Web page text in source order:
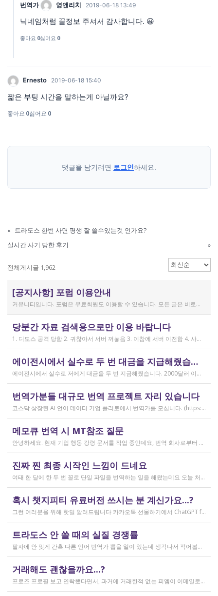
번역가 영앤리치 2019-06-18 13:49
닉네임처럼 꿀정보 주셔서 감사합니다. 😀
좋아요 0싫어요 0
Ernesto 2019-06-18 15:40
짧은 부팅 시간을 말하는게 아닐까요?
좋아요 0싫어요 0
댓글을 남기려면 로그인하세요.
« 트라도스 한번 사면 평생 잘 쓸수있는것 인가요?
실시간 사기 당한 후기
»
전체게시글 1,962
[공지사항] 포럼 이용안내
커뮤니티입니다. 포럼은 무료회원도 이용할 수 있습니다. 모든 글은 비로그인 사용자에게도 공개됩니다. 감사합니다.
당분간 자료 검색용으로만 이용 바랍니다
1. 디도스 공격 당함 2. 귀찮아서 서버 꺼놓음 3. 이참에 서버 이전함 4. 사라진 데이터는 없는 것 확인했는데, 일부 DB 설정이 활성화 안됨 5. 고칠 수는 있는데, 저희 집 신생아 협조 필요 6. 신생아가 협조하지 않음 현재 새글 쓰기, 신규 가입, 덧글 달기 등은 막아 두었습니다 언제든 3월 18일 전후 시점으로 롤백될 수 있습니다 디도스 공격은 10평짜리 구녕가게에 사람을 1만명 보내 영업방해를 하는 것과 같은 기법입니다. 왜 디도스 공격을 그렇게까지 열정적으로 하는가? 이것이 심해진 시점이 제가 출산하러 간다고 블라그에 글을 쓴 직후입니다. 적절한 비유인지 모르겠는데 암퇘지도 출산 후에는 도축 안 하지 않나 싶고요 옛날 같으면 이렇게 순하게 살지 않을 것인데, 요새 드는 생각이 좀 있습니다 사람은 노력해 봤자고, 사실 모든 능력치는 정해졌고 발현만 기다리는 것이 전부가 아닐까요 어떤 사람은 노력의 고점이 디도스 공격인 것입니다 그 애미도 한때는 가능성의 김칫국을 사발째 드링킹하며 키웠겠지요 저한테도 이 사이트를 유지할 유인이 있음은 말씀드렸으니 잘 이용해 주시면 그만인 것이고 시간 나시거든 디도스 공격자도 긍휼히 여겨 주시길 바랍니다
작성일
2026.04.15
에이전시에서 실수로 두 번 대금을 지급해줬습니다
에이전시에서 실수로 저에게 대금을 두 번 지금해줬습니다. 2000달러 이상을 두 번 wise로 지급받았습니다;;;; 에이전시에서 wise측으로 중복입금으로 인한 입금 취소 문의를 했는데 불가능하다고 답변을 받았다고 저에게 문의해달라고 하여, 저도 wise에 문의를 했지만, 입금자 정보를 알려준다면 취소 가능한 것 처럼 말하다가 결국 완료된 송금이라 취소가 불가능하다는 답변을 최종 전달받았습니다. 잘 쓰지 않는 계정이라 대금은 그대로 있는데 이 경우 제가 에이전시 계좌로 2000달러를 직접 재송금해도 문제가 없을까요..?? 추후 제 수익으로 잡혀서 세금문제나 기타 다른 사항이 복잡해질 것 같아서 wise에서 취소해주길 간절히 바랬는데ㅜㅜㅜ 이런경험이 있으시다면 어떻게 해결하셨나요ㅠㅠㅠ;;;
작성일
2026.04.04
번역가분들 대규모 번역 프로젝트 자리 있습니다
코스닥 상장된 AI 언어 데이터 기업 플리토에서 번역가를 모십니다. (https://startups.koraia.org/company/297) • 번역할 내용: 일상 대화, 일반 문장 중심의 단문 데이터 (전문지식 불필요) • 참여 프로젝트: 단문 번역(Human Translation) • 모집 언어쌍: 한국어 <> 다국어 • 목적: AI 학습용 데이터셋 구축 • 근무 형태: 재택 근무(학생, 프리랜서 번역가 환영) • 근무방법: Flitto 플랫폼 또는 엑셀 파일을 이용하여 작업 진행 - 파일 1개당 약 9,800단어 (언어쌍별 상이) - 파일 단위로 작업하며 1개만 참여도 가능 (이후 추가 참여 선택 가능) - 파일 1개 번역에 약 3~4일 데드라인 부여 - 파일 1개 번역 시 약 180,000원 ~ 386,000원 수준 (언어쌍별 상이) - 정산은 월 1회 지급 (플리토 정산 기준) - 프로젝트 기간: 약 1~3개월 (자율 참여) ★작업 단가: 한국어 → 스페인어: 9,800단어, 38.4원/단어, 파일 1개 완료 시 약 376,800원 스페인어 → 한국어: 9,800단어, 33.8원/단어, 파일 1개 완료 시 약 331,000원 한국어 → 러시아어: 9,800단어, 26.1원/단어, 파일 1개 완료 시 약 255,000원 한국어 → 중국어(간체): 9,800단어, 23.0원/단어, 파일 1개 완료 시 약 225,000원 중국어(간체) → 한국어: 16,800글자, 18.4원/글자, 파일 1개 완료 시 약 309,000원 한국어 → 중국어(번체): 9,800단어, 26.1원/단어, 파일 1개 완료 시 약 255,000원 중국어(번체) → 한국어: 16,800글자, 23.0원/글자, 파일 1개 완료 시 약 386,000원 한국어 → 베트남어: 9,800단어, 18.4원/단어, 파일 1개 완료 시 약 180,000원 베트남어 → 한국어: 9,800단어, 23.0원/단어, 파일 1개 완료 시 약 225,000원 *실제 업무시 수령 금액은 단가 및 작업량에 따라 위 금액과 차이가 있을 수 있습니다. *플리토 플랫폼(작업 툴) 작업 시 상응하는 포인트로 단가가 지급됩니다. 다음 링크로 신청 부탁드립니다: https://form.jotform.com/253371208518456?source_channel=albamon
메모큐 번역 시 MT참조 질문
안녕하세요. 현재 기업 행동 강령 문서를 작업 중인데요, 번역 회사로부터 메모큐 서버에서 메모큐 파일을 받았습니다. 번역회사에서 아이디와 비밀번호를 받아서 작업을 하는데 데스크탑 메모큐가 무료 버전이어서인지 이것저것 만져보다 보니(TM(만들어서 처음 해보는 문서 얼라인 시도), 라이브독스, 텀베이스등 눌러보는 행위) 밑의 사진과 같이 번역메모리 연결도 안된다고 하고 분명 어떤 파일에도 체크가 안 되어있는데 하나의 파일로만 연결 가능하다고 해서... 데스크탑 메모큐에서는 번역이 어렵다고 판단하여 그대로 이중언어 파일을 익스포트 해서 트라도스로 번역했습니다. (얼라인먼트 기능 사용해 2023년의 공식 한글 번역을 레퍼런스로 번역) 그랬더니 (메모큐에선 단순했던 코드가 트라도스에 복잡하게 나타나더라고요 아무튼 이것들을 해결하고 QA도 돌리고 나서...) 이중언어 파일을 메모큐에서 받으려다 보니 또 Free mode issue로 지원하지 않는 기능이라고 하더라고요. 그래서... 웹 메모큐를 사용해 태초부터 번역을 진행 중인데, 자동 번역으로 MT가 뜨는 걸 딸깍딸깍하고 확정 중이었는데 뭔가 이래도 되나 하는 생각이 들어서 질문하러 왔습니다. (이렇게 뜨는 걸 딸깍 확정 딸깍 확정 반복...) 클라이언트가 가이드라인을 주진 않았고 처음 파일을 줄 때 그 회사의 텀베이스가 연결된 파일을 줘서 그거 기반으로 한글 뜻이 맞으면 맞는 가이드라인이겠거니 하고 있는데 문장 부호나 말투나 뭔가 좀 기계번역의 날것을 적용하고 있다는 생각이 들어서... 이럴 땐 어떻게 해야하는지 여쭤보고 싶어요. 제가 트라도스로 번역한 세그먼트를 메모큐 타겟 세그먼트에 복붙하면 오류가 나는데 그냥 코드를 빼고 제가 트라도스에서 번역한걸 메모큐로 손수 옮겨야 할까요..!! 오늘 새벽 내내 기술 배우라는게 다른게 아니라 이걸 잘 알아두라는 말이었구나 하면서 깨달음을 얻었습니다...
진짜 찐 최종 시작인 느낌이 드네요
여태 한 달에 한 두 번 꼴로 단일 파일을 번역하는 일을 해왔는데요 오늘 처음으로 모 회사에서 트라도스 패키지 파일로 전달하는 일을!!! 주셔서 열어봤습니다. ...너무 떨리네요 원래 타겟 세그먼트에 아무것도 없었는데, NMT나 100프로 매치로 채워져있고 그래요 맨 처음 일을 받고 돈을 받았을 때가 커리어의 시작이라고 생각했는데 몇 달 동안 그런 식으로 많으면 두 세개 정도의 일을 받다가 오늘 나름 볼륨 있는 업무를 맡게 되니까 뭔가 커리어의 [진짜_찐_시작_최종] 같고 긴장되네요 잘 해내고 싶어서 떨리고,,,,,, 잘 할 수 있을까 싶고 크아악 다들 2월에 일 잘 해내고 계신가요 여태껏 검색 기능을 사용해 눈팅만 해왔는데 산번혁 회원님들의 번역가 라이프는 어떻게 굴러가고 있는지 궁금하네요 호호호
2026.02.20
혹시 챗지피티 유료버전 쓰시는 분 계신가요...?
그런 여러분을 위해 핫딜 알려드립니다 카카오톡 선물하기에서 ChatGPT for Kakao 쳐서 들어가 보시면 한달에 200달러짜리 프로 버전을 2만9천원에 팔고 있습니다. 이벤트 성이라서 계속 판매는 안 할 것 같고 5개 구매 제한도 있긴 하지만, 어차피 3만원씩 내고 플러스 버전 쓰시고 계시다면 같은 가격에 프로 써보는 것도 나쁘지 않을 것 같아요 ㅎㅎ 저도 혹시 사기 아닌가 긴가민가했는데 진짜 프로 버전 맞더라고요.
트라도스 안 쓸 때의 실질 경쟁률
팔자에 안 맞게 간혹 다른 언어 번역가 뽑을 일이 있는데 생각나서 적어봅니다 트라도스/메모큐를 사야 하냐? 라는 질문은 설득의 대상이 아니라고 생각해서 그냥 두는 편인데요 질문 전 적극적으로 정보를 찾아보는 상태에서는 의미가 있을 것입니다 뽑히는 입장에선 잘 모르는데, 뽑는 입장에서는 트라도스/메모큐 안 쓰는 사람은 걸러버리면 정말 편합니다 주어진 업무를 못 한다는 뜻이거든요 1) 용어 1천개가 든 용어집이 있음 2) 기존에 쓰던 번역 메모리가 있음 상당히 흔한 상황인데, 트라도스/메모큐를 안 쓰고 외워서 작업이 가능한 사람은 산업스파이 쪽으로 가셔야지 여기 있으면 안 됨 저 스크린샷에도 제가 답변한 사람은 얼마 안 되는데요 챗지피티로 '트라도스 사용자/기타 요건(단가 등)' 맞는 사람만 필터로 건져서 답변하는 겁니다 아마 트라도스 안 써도 되는 운전면허증 번역같은 업무도 있을 텐데, 그런 것은 단발성이고 업데이트가 없으며 없는 자들끼리 경쟁해서 경쟁률이 아주 높을 겁니다.
거래해도 괜찮을까요...?
프로즈 프로필 보고 연락했다면서, 과거에 거래한적 없는 피엠이 이메일로 의뢰를 주셨는데요 샘테도 보지 않고 4일안에 19000단어 영한번역을 해달라는데 거래해도 괜찮을까요..? 거래한적 한번도 없는 뉴비한테 샘테도 없이 프로젝트를 던져주니 이거 사기인거 아닌가 좀 걱정이 됩니다. 급한데 사람구하기 어려워서일까요? 게다가 전 이력서상 경력도 몇줄 안되는 초보중의 초보입니다...